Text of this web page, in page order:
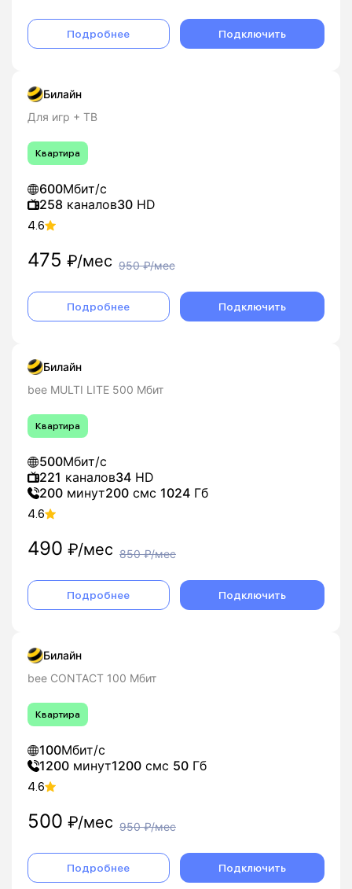
Подробнее Подключить
Билайн
Для игр + ТВ
Квартира
600Мбит/с
258 каналов30 HD
4.6
475 ₽/мес 950₽/мес
Подробнее Подключить
Билайн
bee MULTI LITE 500 Мбит
Квартира
500Мбит/с
221 каналов34 HD
200 минут200 смс 1024 Гб
4.6
490 ₽/мес 850₽/мес
Подробнее Подключить
Билайн
bee CONTACT 100 Мбит
Квартира
100Мбит/с
1200 минут1200 смс 50 Гб
4.6
500 ₽/мес 950₽/мес
Подробнее Подключить